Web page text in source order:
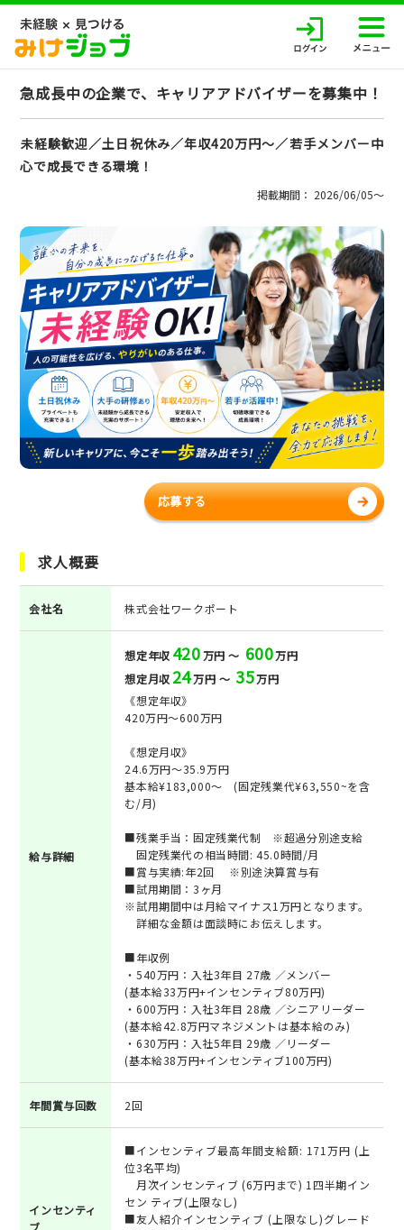
急成長中の企業で、キャリアアドバイザーを募集中！
未経験歓迎／土日祝休み／年収420万円～／若手メンバー中
心で成長できる環境！
掲載期間： 2026/06/05〜
応募する
求人概要
会社名 株式会社ワークポート
給与詳細
想定年収 420万円 ～ 600万円
想定月収 24万円 ～ 35万円
《想定年収》
420万円～600万円
《想定月収》
24.6万円～35.9万円
基本給¥183,000～ (固定残業代¥63,550~を含
む/月)
■残業手当：固定残業代制 ※超過分別途支給
固定残業代の相当時間: 45.0時間/月
■賞与実績:年2回 ※別途決算賞与有
■試用期間：3ヶ月
※試用期間中は月給マイナス1万円となります。
詳細な金額は面談時にお伝えします。
■年収例
・540万円：入社3年目 27歳 ／メンバー
(基本給33万円+インセンティブ80万円)
・600万円：入社3年目 28歳 ／シニアリーダー
(基本給42.8万円マネジメントは基本給のみ)
・630万円：入社5年目 29歳 ／リーダー
(基本給38万円+インセンティブ100万円)
年間賞与回数 2回
インセンティ
ブ
■インセンティブ最高年間支給額: 171万円 (上
位3名平均)
月次インセンティブ (6万円まで) 1四半期イン
セン ティブ(上限なし)
■友人紹介インセンティブ (上限なし)グレード